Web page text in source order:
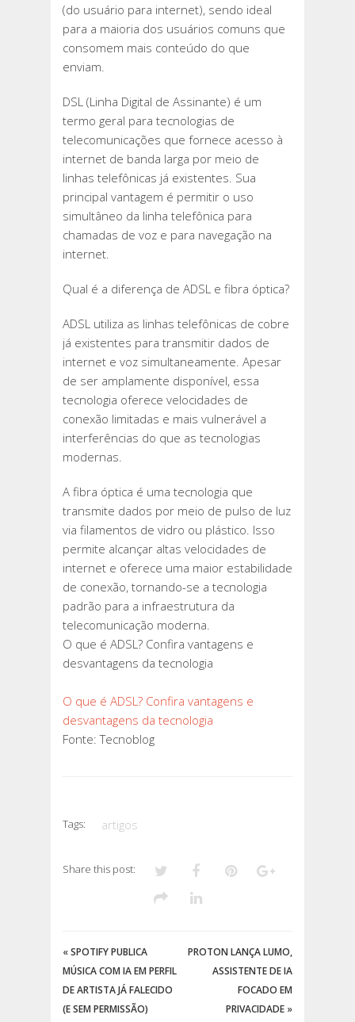
(do usuário para internet), sendo ideal
para a maioria dos usuários comuns que
consomem mais conteúdo do que
enviam.
DSL (Linha Digital de Assinante) é um
termo geral para tecnologias de
telecomunicações que fornece acesso à
internet de banda larga por meio de
linhas telefônicas já existentes. Sua
principal vantagem é permitir o uso
simultâneo da linha telefônica para
chamadas de voz e para navegação na
internet.
Qual é a diferença de ADSL e fibra óptica?
ADSL utiliza as linhas telefônicas de cobre
já existentes para transmitir dados de
internet e voz simultaneamente. Apesar
de ser amplamente disponível, essa
tecnologia oferece velocidades de
conexão limitadas e mais vulnerável a
interferências do que as tecnologias
modernas.
A fibra óptica é uma tecnologia que
transmite dados por meio de pulso de luz
via filamentos de vidro ou plástico. Isso
permite alcançar altas velocidades de
internet e oferece uma maior estabilidade
de conexão, tornando-se a tecnologia
padrão para a infraestrutura da
telecomunicação moderna.
O que é ADSL? Confira vantagens e
desvantagens da tecnologia
O que é ADSL? Confira vantagens e
desvantagens da tecnologia
Fonte: Tecnoblog
Tags: artigos
Share this post:
«SPOTIFY PUBLICA
MÚSICA COM IA EM PERFIL
DE ARTISTA JÁ FALECIDO
(E SEM PERMISSÃO)
PROTON LANÇA LUMO,
ASSISTENTE DE IA
FOCADO EM
PRIVACIDADE »